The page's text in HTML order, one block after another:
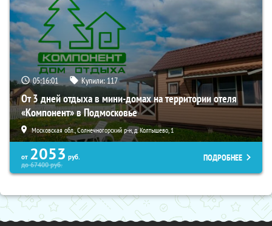
05:15:59 Купили: 117
От 3 дней отдыха в мини-домах на территории отеля
«Компонент» в Подмосковье
Московская обл., Солнечногорский р-н, д. Колтышево, 1
от 2053 руб.
до67400руб.
ПОДРОБНЕЕ